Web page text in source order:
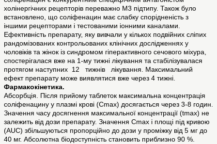
холінергічних рецепторів переважно М3 підтипу. Також було
встановлено, що соліфенацин має слабку спорідненість з
іншими рецепторами і тестованими іонними каналами.
Ефективність препарату, яку вивчали у кількох подвійних сліпих
рандомізованих контрольованих клінічних дослідженнях у
чоловіків та жінок із синдромом гіперактивного сечового міхура,
спостерігалася вже на 1-му тижні лікування та стабілізувалася
протягом наступних 12 тижнів лікування. Максимальний
ефект препарату може виявлятися вже через 4 тижні.
Фармакокінетика.
Абсорбція. Після прийому таблеток максимальна концентрація
соліфенацину у плазмі крові (Cmаx) досягається через 3-8 годин.
Значення часу досягнення максимальної концентрації (tmax) не
залежить від дози препарату. Значення Cmаx і площі під кривою
(AUC) збільшуються пропорційно до дози у проміжку від 5 мг до
40 мг. Абсолютна біодоступність становить приблизно 90 %.